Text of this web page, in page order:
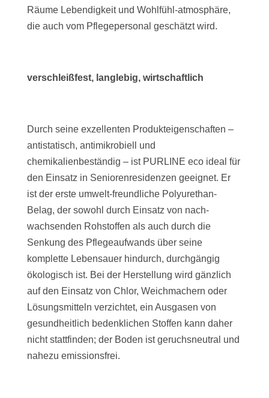
Räume Lebendigkeit und Wohlfühl-atmosphäre,
die auch vom Pflegepersonal geschätzt wird.
verschleißfest, langlebig, wirtschaftlich
Durch seine exzellenten Produkteigenschaften –
antistatisch, antimikrobiell und
chemikalienbeständig – ist PURLINE eco ideal für
den Einsatz in Seniorenresidenzen geeignet. Er
ist der erste umwelt-freundliche Polyurethan-
Belag, der sowohl durch Einsatz von nach-
wachsenden Rohstoffen als auch durch die
Senkung des Pflegeaufwands über seine
komplette Lebensauer hindurch, durchgängig
ökologisch ist. Bei der Herstellung wird gänzlich
auf den Einsatz von Chlor, Weichmachern oder
Lösungsmitteln verzichtet, ein Ausgasen von
gesundheitlich bedenklichen Stoffen kann daher
nicht stattfinden; der Boden ist geruchsneutral und
nahezu emissionsfrei.